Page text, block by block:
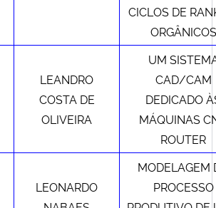
CICLOS DE
ORGÂNICOS
LEANDRO
COSTA DE
OLIVEIRA
UM
CAD/CAM
DEDICADO
MÁQUINAS
ROUTER
LEONARDO
MODELAGEM
PROCESSO